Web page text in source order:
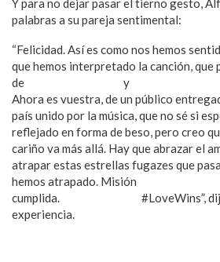
Y para no dejar pasar el tierno gesto,
palabras a su pareja sentimental:
“Felicidad. Así es como nos hemos
que hemos interpretado la canción, que
de
y
Ahora es vuestra, de un público
país unido por la música, que no sé si
reflejado en forma de beso, pero creo
cariño va más allá. Hay que abrazar el
atrapar estas estrellas fugazes que
hemos atrapado. Misión
cumplida.
#LoveWins”,
experiencia.